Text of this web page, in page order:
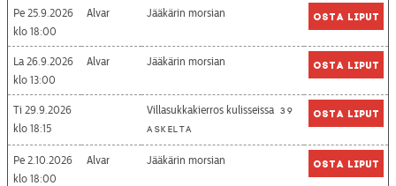
Pe 25.9.2026
18:00
Alvar Jääkärin morsian Osta liput
La 26.9.2026
13:00
Alvar Jääkärin morsian Osta liput
Ti 29.9.2026
18:15
Villasukkakierros kulisseissa 39
askelta
Osta liput
Pe 2.10.2026
18:00
Alvar Jääkärin morsian Osta liput